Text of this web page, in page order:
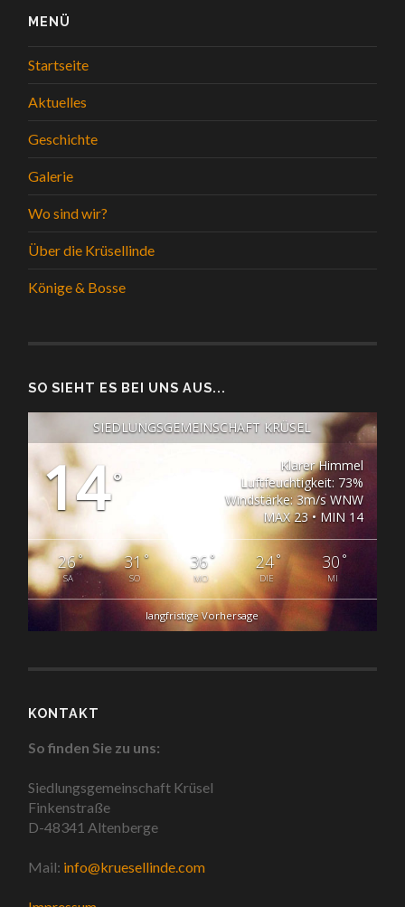
MENÜ
Startseite
Aktuelles
Geschichte
Galerie
Wo sind wir?
Über die Krüsellinde
Könige & Bosse
SO SIEHT ES BEI UNS AUS...
SIEDLUNGSGEMEINSCHAFT KRÜSEL
14°
Klarer Himmel
Luftfeuchtigkeit: 73%
Windstärke: 3m/s WNW
MAX 23 • MIN 14
26°
SA
31°
SO
36°
MO
24°
DIE
30 °
MI
langfristige Vorhersage
KONTAKT
So finden Sie zu uns:
Siedlungsgemeinschaft Krüsel
Finkenstraße
D-48341 Altenberge
Mail: info@kruesellinde.com